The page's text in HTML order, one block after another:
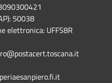
50038
elettronica: UFFS8R